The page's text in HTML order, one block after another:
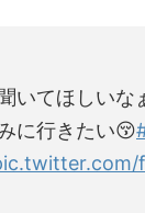
いてほしいな
に行きたい😚